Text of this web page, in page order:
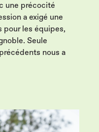
une précocité
a exigé une
pour les équipes,
Seule
nous a